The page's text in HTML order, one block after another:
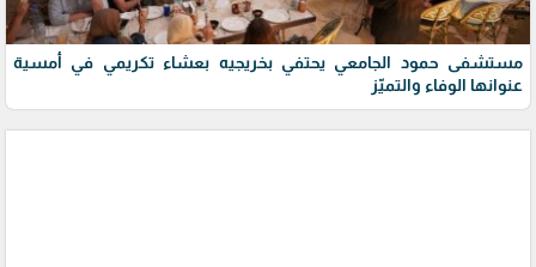
مستشفى حمود الجامعي يحتفي بخريجيه بعشاء تكريمي في أمسية
عنوانها الوفاء والتميّز